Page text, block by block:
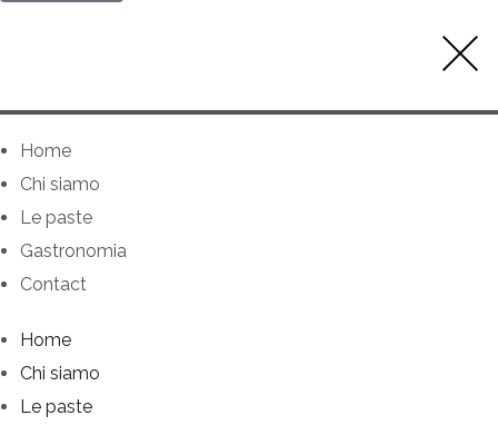
Home
Chi siamo
Le paste
Gastronomia
Contact
Home
Chi siamo
Le paste